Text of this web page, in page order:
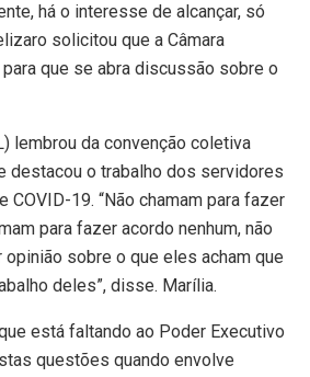
há o interesse de alcançar, só
solicitou que a Câmara
que se abra discussão sobre o
lembrou da convenção coletiva
destacou o trabalho dos servidores
COVID-19. “Não chamam para fazer
para fazer acordo nenhum, não
opinião sobre o que eles acham que
deles”, disse. Marília.
está faltando ao Poder Executivo
questões quando envolve